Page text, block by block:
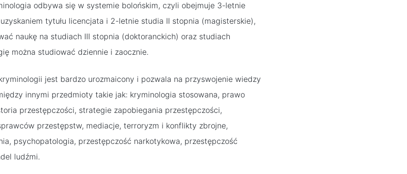
odbywa się w systemie bolońskim, czyli obejmuje 3-letnie
tytułu licencjata i 2-letnie studia II stopnia (magisterskie),
naukę na studiach III stopnia (doktoranckich) oraz studiach
można studiować dziennie i zaocznie.
jest bardzo urozmaicony i pozwala na przyswojenie wiedzy
innymi przedmioty takie jak: kryminologia stosowana, prawo
przestępczości, strategie zapobiegania przestępczości,
przestępstw, mediacje, terroryzm i konflikty zbrojne,
psychopatologia, przestępczość narkotykowa, przestępczość
ludźmi.